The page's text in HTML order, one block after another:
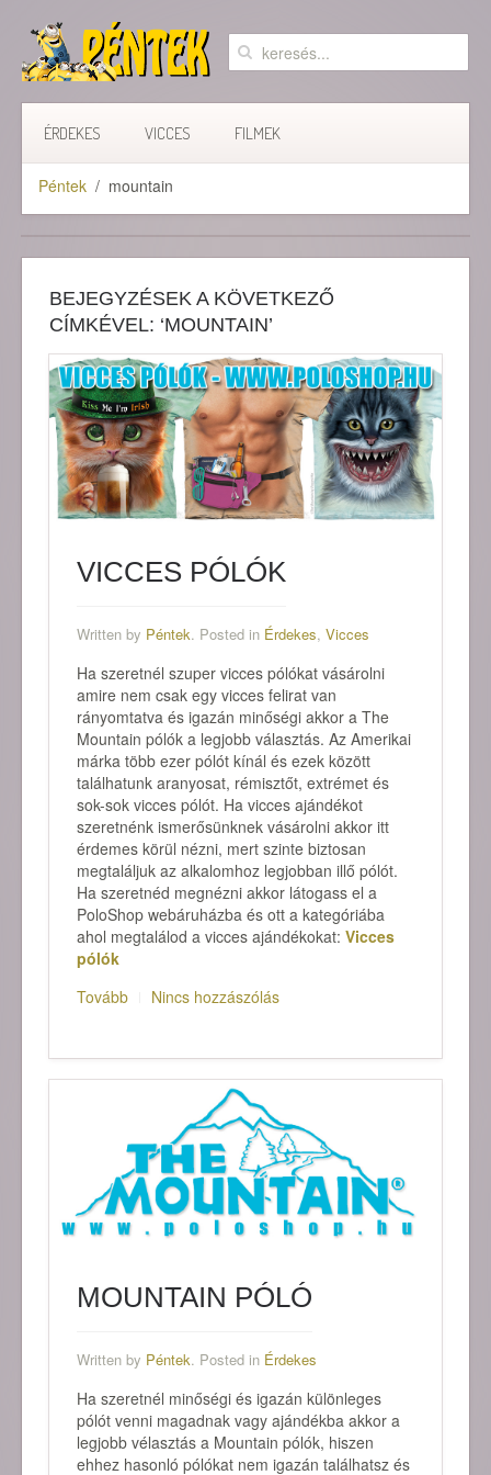
ÉRDEKES VICCES FILMEK
Péntek mountain
BEJEGYZÉSEK A KÖVETKEZŐ
CÍMKÉVEL: ‘MOUNTAIN’
VICCES PÓLÓK
Written by Péntek. Posted in Érdekes, Vicces
Ha szeretnél szuper vicces pólókat vásárolni
amire nem csak egy vicces felirat van
rányomtatva és igazán minőségi akkor a The
Mountain pólók a legjobb választás. Az Amerikai
márka több ezer pólót kínál és ezek között
találhatunk aranyosat, rémisztőt, extrémet és
sok-sok vicces pólót. Ha vicces ajándékot
szeretnénk ismerősünknek vásárolni akkor itt
érdemes körül nézni, mert szinte biztosan
megtaláljuk az alkalomhoz legjobban illő pólót.
Ha szeretnéd megnézni akkor látogass el a
PoloShop webáruházba és ott a kategóriába
ahol megtalálod a vicces ajándékokat: Vicces
pólók
Tovább
Nincs hozzászólás
MOUNTAIN PÓLÓ
Written by Péntek. Posted in Érdekes
Ha szeretnél minőségi és igazán különleges
pólót venni magadnak vagy ajándékba akkor a
legjobb vélasztás a Mountain pólók, hiszen
ehhez hasonló pólókat nem igazán találhatsz és